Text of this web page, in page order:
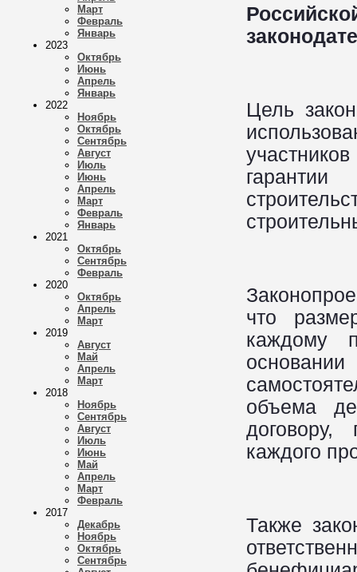
Март
Февраль
Январь
2023
Октябрь
Июнь
Апрель
Январь
2022
Ноябрь
Октябрь
Сентябрь
Август
Июль
Июнь
Апрель
Март
Февраль
Январь
2021
Октябрь
Сентябрь
Февраль
2020
Октябрь
Апрель
Март
2019
Август
Май
Апрель
Март
2018
Ноябрь
Сентябрь
Август
Июль
Июнь
Май
Апрель
Март
Февраль
2017
Декабрь
Ноябрь
Октябрь
Сентябрь
Цель
что
каждому
основании
объема
договору,
каждого
Также